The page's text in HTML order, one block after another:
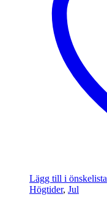
Lägg till i önskelista
Högtider, Jul